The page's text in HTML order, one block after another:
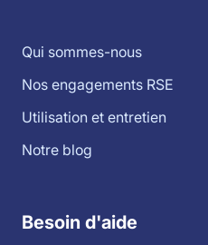
Qui sommes-nous
Nos engagements RSE
Utilisation et entretien
Notre blog
Besoin d'aide